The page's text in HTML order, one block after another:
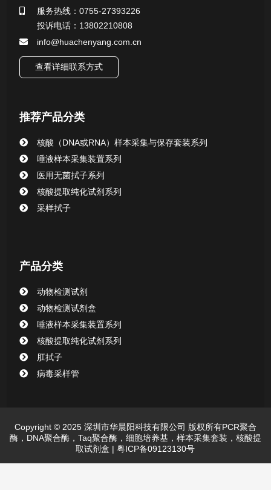
微生物样本保存液（通用运输传媒介质）系列
核酸（DNA&RNA）样本采集与保存套装系列
唾液样本采集装置系列
清洁验证棉签系列
动物检测试剂
服务热线：0755-27393226
投诉电话：13802210808
info@huachenyang.com.cn
查看详细联系方式
推荐产品分类
核酸（DNA或RNA）样本采集与保存套装系列
唾液样本采集装置系列
医用无菌拭子系列
核酸提取纯化试剂系列
采样拭子
产品分类
动物检测试剂
动物检测试剂盒
唾液样本采集装置系列
核酸提取纯化试剂系列
肛拭子
病毒采样管
Copyright © 2025 深圳市华晨阳科技有限公司 版权所有PCR聚合
酶，DNA聚合酶，Taq聚合酶，细胞培养基，样本采集套装，核酸提
取试剂盒 | 粤ICP备09123130号